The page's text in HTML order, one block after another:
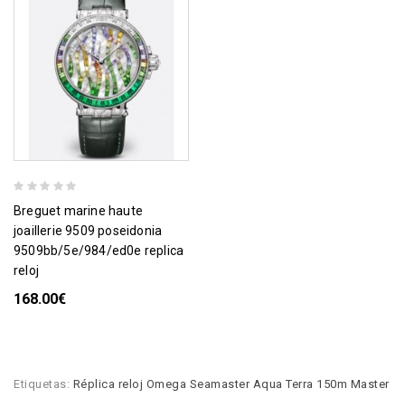
breguet marine haute
joaillerie 9509 poseidonia
9509bb/5e/984/ed0e replica
reloj
168.00€
Etiquetas: Réplica reloj Omega Seamaster Aqua Terra 150m Master